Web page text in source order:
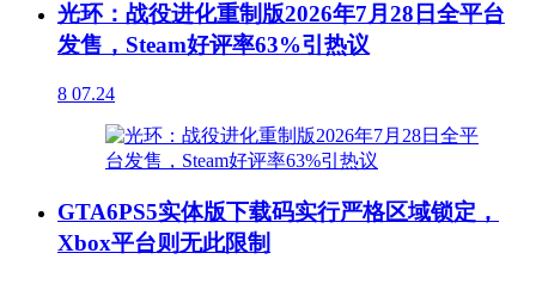
光环：战役进化重制版2026年7月28日全平台
发售，Steam好评率63%引热议
8 07.24
GTA6PS5实体版下载码实行严格区域锁定，
Xbox平台则无此限制